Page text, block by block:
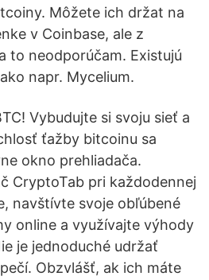
Môžete ich držat na
v Coinbase, ale z
to neodporúčam. Existujú
napr. Mycelium.
Vybudujte si svoju sieť a
ťažby bitcoinu sa
okno prehliadača.
CryptoTab pri každodennej
navštívte svoje obľúbené
online a využívajte výhody
je jednoduché udržať
Obzvlášť, ak ich máte